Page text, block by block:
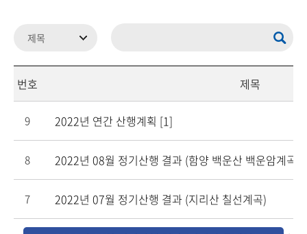
번호 제목
9 2022년 연간 산행계획 [1]
8 2022년 08월 정기산행 결과 (함양 백운산 백운암계곡)
7 2022년 07월 정기산행 결과 (지리산 칠선계곡)